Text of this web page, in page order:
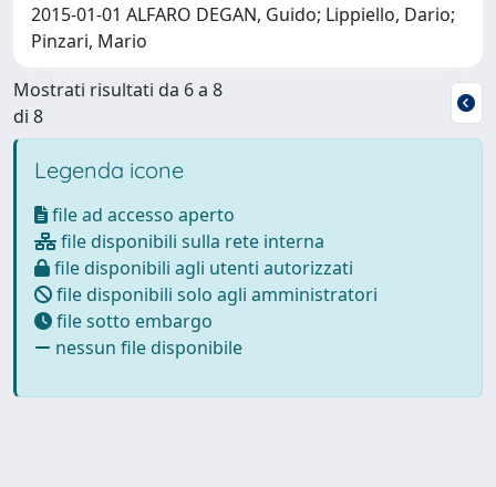
2015-01-01 ALFARO DEGAN, Guido; Lippiello, Dario;
Pinzari, Mario
Mostrati risultati da 6 a 8
di 8
Legenda icone
file ad accesso aperto
file disponibili sulla rete interna
file disponibili agli utenti autorizzati
file disponibili solo agli amministratori
file sotto embargo
nessun file disponibile